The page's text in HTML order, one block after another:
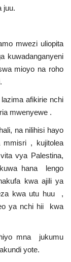
juu.
mwezi uliopita
kuwadanganyeni
mioyo na roho
afikirie nchi
mwenyewe .
na nilihisi hayo
, kujitolea
vya Palestina,
hana lengo
kwa ajili ya
kwa utu huu ,
ya nchi hii kwa
mna jukumu
yote.